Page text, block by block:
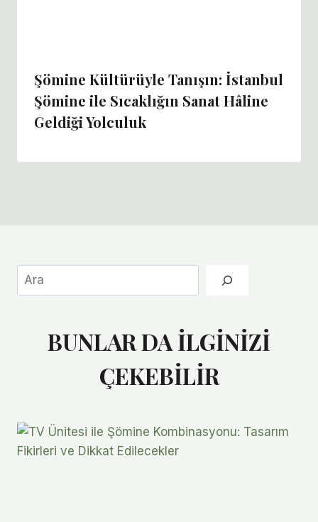
Şömine Kültürüyle Tanışın: İstanbul
Şömine ile Sıcaklığın Sanat Hâline
Geldiği Yolculuk
BUNLAR DA İLGİNİZİ
ÇEKEBİLİR